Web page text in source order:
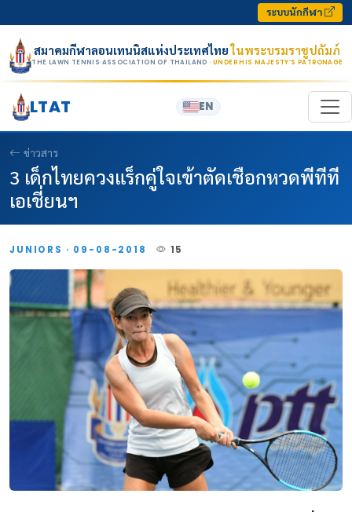
ระบบนักกีฬา
สมาคมกีฬาลอนเทนนิสแห่งประเทศไทยในพระบรมราชูปถัมภ์
THE LAWN TENNIS ASSOCIATION OF THAILAND · UNDER HIS MAJESTY’S PATRONAGE
LTAT EN
ข่าวสาร
3 เด็กไทยควงแร็กคู่ใจเข้าตัดเชือกหวดพีทีที
เอเชี่ยนฯ
JUNIORS · 09-08-2018 15